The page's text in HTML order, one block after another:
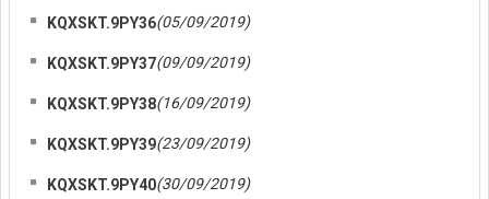
KQXSKT.9PY36(05/09/2019)
KQXSKT.9PY37(09/09/2019)
KQXSKT.9PY38(16/09/2019)
KQXSKT.9PY39(23/09/2019)
KQXSKT.9PY40(30/09/2019)